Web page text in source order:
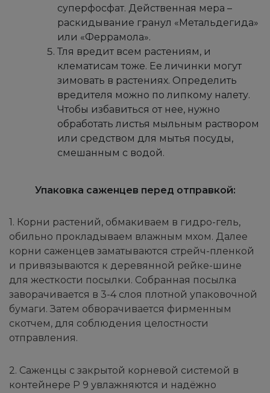
суперфосфат. Действенная мера –
раскидывание гранул «Метальдегида»
или «Феррамола».
Тля вредит всем растениям, и
клематисам тоже. Ее личинки могут
зимовать в растениях. Определить
вредителя можно по липкому налету.
Чтобы избавиться от нее, нужно
обработать листья мыльным раствором
или средством для мытья посуды,
смешанным с водой.
Упаковка саженцев перед отправкой:
1. Корни растений, обмакиваем в гидро-гель,
обильно прокладываем влажным мхом. Далее
корни саженцев заматываются стрейч-пленкой
и привязываются к деревянной рейке-шине
для жесткости посылки. Собранная посылка
заворачивается в 3-4 слоя плотной упаковочной
бумаги. Затем обворачивается фирменным
скотчем, для соблюдения целостности
отправления.
2. Саженцы с закрытой корневой системой в
контейнере Р 9 увлажняются и надёжно